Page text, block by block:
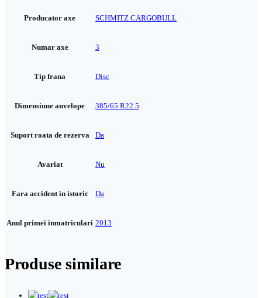
Producator axe SCHMITZ CARGOBULL
Numar axe 3
Tip frana Disc
Dimensiune anvelope 385/65 R22.5
Suport roata de rezerva Da
Avariat Nu
Fara accident in istoric Da
Anul primei inmatriculari 2013
Produse similare